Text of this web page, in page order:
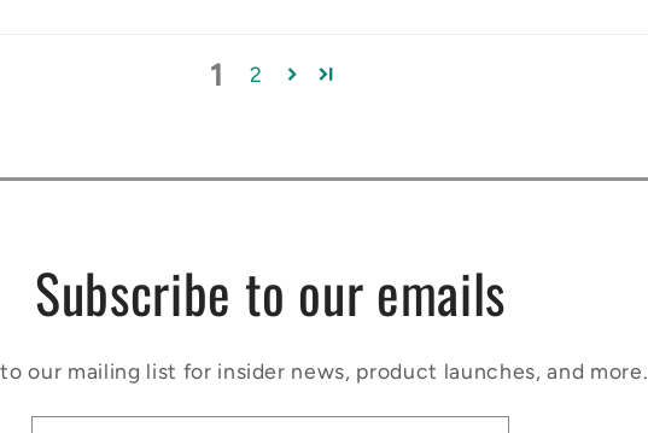
1 2
Subscribe to our emails
our mailing list for insider news, product launches, and more.